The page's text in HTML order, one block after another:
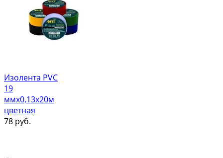
Изолента PVC
19
ммх0,13х20м
цветная
78 руб.